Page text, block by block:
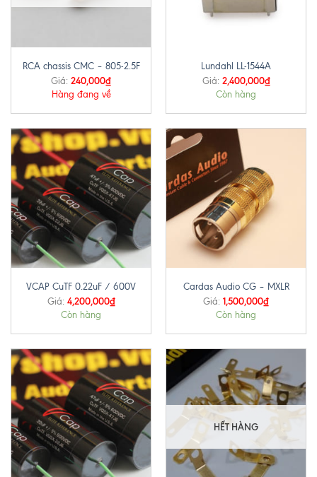
RCA chassis CMC – 805-2.5F
Giá: 240,000₫
Hàng đang về
Lundahl LL-1544A
Giá: 2,400,000₫
Còn hàng
VCAP CuTF 0.22uF / 600V
Giá: 4,200,000₫
Còn hàng
Cardas Audio CG – MXLR
Giá: 1,500,000₫
Còn hàng
HẾT HÀNG